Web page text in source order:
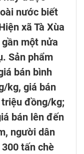
nước biết
xã Tà Xùa
một nửa
Sản phẩm
bán bình
kg, giá bán
đồng/kg;
bán lên đến
người dân
tấn chè